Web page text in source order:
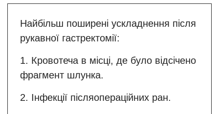
Найбільш поширені ускладнення після
рукавної гастректомії:
1. Кровотеча в місці, де було відсічено
фрагмент шлунка.
2. Інфекції післяопераційних ран.